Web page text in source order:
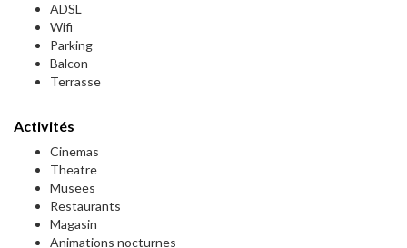
ADSL
Wifi
Parking
Balcon
Terrasse
Activités
Cinemas
Theatre
Musees
Restaurants
Magasin
Animations nocturnes